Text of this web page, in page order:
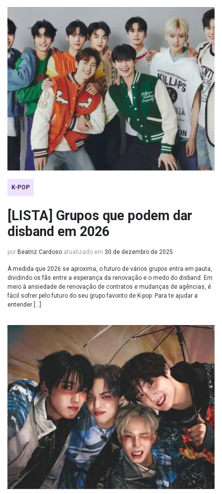
K-POP
[LISTA] Grupos que podem dar
disband em 2026
por Beatriz Cardoso atualizado em 30 de dezembro de 2025
À medida que 2026 se aproxima, o futuro de vários grupos entra em pauta,
dividindo os fãs entre a esperança da renovação e o medo do disband. Em
meio à ansiedade de renovação de contratos e mudanças de agências, é
fácil sofrer pelo futuro do seu grupo favorito de K-pop. Para te ajudar a
entender […]